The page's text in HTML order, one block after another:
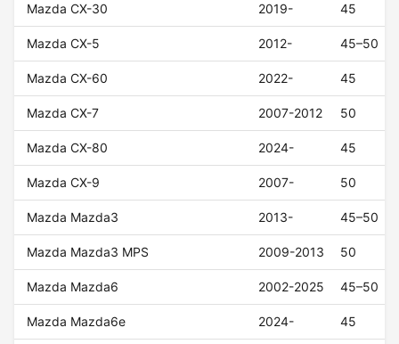
Mazda CX-30 2019- 45
Mazda CX-5 2012- 45–50
Mazda CX-60 2022- 45
Mazda CX-7 2007-2012 50
Mazda CX-80 2024- 45
Mazda CX-9 2007- 50
Mazda Mazda3 2013- 45–50
Mazda Mazda3 MPS 2009-2013 50
Mazda Mazda6 2002-2025 45–50
Mazda Mazda6e 2024- 45